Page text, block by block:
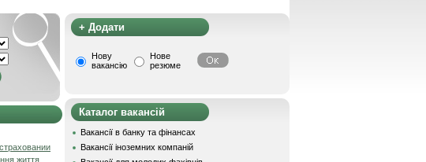
життя
+ Додати
Нову
вакансію
Нове
резюме
Каталог вакансій
Вакансії в банку та фінансах
Вакансії іноземних компаній